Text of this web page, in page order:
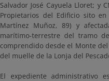
Salvador José Cayuela Lloret; y
Propietarios del Edificio sito
Martínez Muñoz, 89) y
marítimo-terrestre del tramo
comprendido desde el Monte
del muelle de la Lonja del
El expediente administrativo